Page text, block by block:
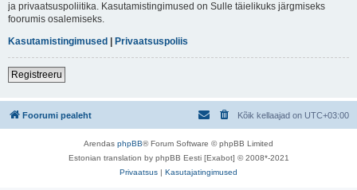
ja privaatsuspoliitika. Kasutamistingimused on Sulle täielikuks järgmiseks
foorumis osalemiseks.
Kasutamistingimused | Privaatsuspoliis
Registreeru
Foorumi pealeht Kõik kellaajad on UTC+03:00
Arendas phpBB® Forum Software © phpBB Limited
Estonian translation by phpBB Eesti [Exabot] © 2008*-2021
Privaatsus | Kasutajatingimused